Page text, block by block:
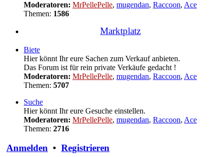
Moderatoren: MrPellePelle, mugendan, Raccoon, Ace
Themen: 1586
Marktplatz
Biete
Hier könnt Ihr eure Sachen zum Verkauf anbieten.
Das Forum ist für rein private Verkäufe gedacht !
Moderatoren: MrPellePelle, mugendan, Raccoon, Ace
Themen: 5707
Suche
Hier könnt Ihr eure Gesuche einstellen.
Moderatoren: MrPellePelle, mugendan, Raccoon, Ace
Themen: 2716
Anmelden • Registrieren